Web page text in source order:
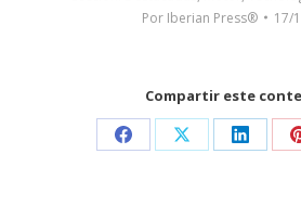
Por Iberian Press® 17/
Compartir este
Share Share Share